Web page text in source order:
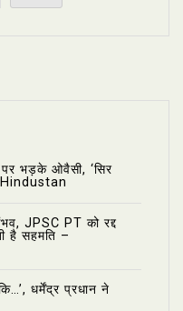
पर भड़के ओवैसी, ‘सिर
Hindustan
JPSC PT को रद्द
है सहमति –
धर्मेंद्र प्रधान ने